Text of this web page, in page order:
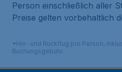
Person einschließlich aller
Preise gelten vorbehaltlich
*Hin- und Rückflug pro Person,
Buchungsgebühr.